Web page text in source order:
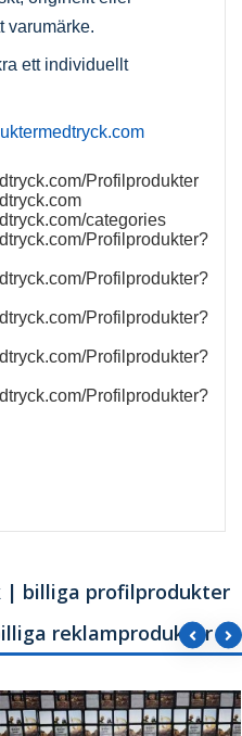
varumärke.
ett individuellt
Profilprodukter
categories
Profilprodukter?
Profilprodukter?
Profilprodukter?
Profilprodukter?
Profilprodukter?
| billiga profilprodukter
reklamprodukter